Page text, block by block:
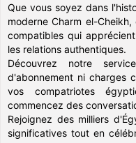
Que vous soyez dans
moderne Charm el-
compatibles qui
les relations authentiques.
Découvrez notre
d'abonnement ni charges
vos compatriotes
commencez des
Rejoignez des milliers
significatives tout en